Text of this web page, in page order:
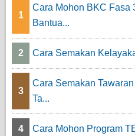
1
Cara Mohon BKC Fasa
Bantua...
2 Cara Semakan
3
Cara Semakan
Ta...
4 Cara Mohon Program